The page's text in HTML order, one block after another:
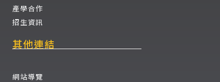
產學合作
招生資訊
其他連結
網站導覽